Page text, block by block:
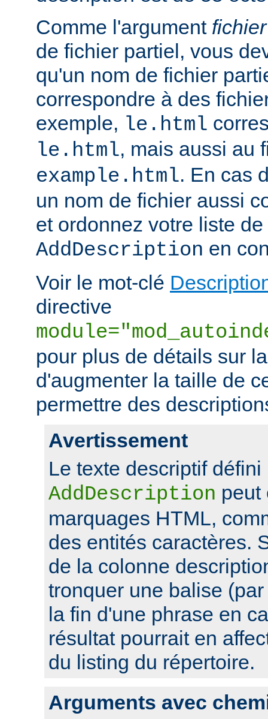
Comme l'argument fichier
de fichier partiel, vous
qu'un nom de fichier
correspondre à des
exemple, le.html
le.html, mais aussi au
example.html. En cas
un nom de fichier aussi
et ordonnez votre liste
AddDescription en
Voir le mot-clé
directive
pour plus de détails sur
d'augmenter la taille de
permettre des
Avertissement
Le texte descriptif
AddDescription peut
marquages HTML,
des entités caractères.
de la colonne
tronquer une balise
la fin d'une phrase en
résultat pourrait en
du listing du répertoire.
Arguments avec